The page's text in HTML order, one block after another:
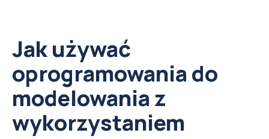
Jak używać
oprogramowania do
modelowania z
wykorzystaniem